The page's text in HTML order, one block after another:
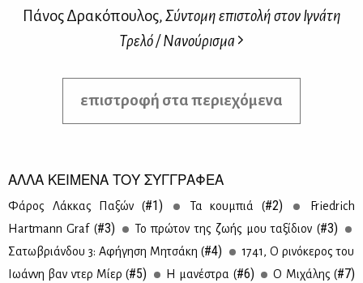
Πάνος Δρακόπουλος,Σύντομη επιστολή στον Ιγνάτη
Τρελό / Νανούρισμα
επιστροφή στα περιεχόμενα
ΑΛΛΑ ΚΕΙΜΕΝΑ ΤΟΥ ΣΥΓΓΡΑΦΕΑ
Φά­ρος Λάκ­κας Πα­ξών (#1) Τα κου­μπιά (#2)
Friedrich
Hartmann Graf (#3) Το πρώ­τον της ζω­ής μου τα­ξί­διον (#3)
Σα­τω­βριάν­δου 3: Αφή­γη­ση Μη­τσά­κη (#4)
1741, Ο ρι­νό­κε­ρος του
Ιω­άν­νη βαν ντερ Μί­ερ (#5) Η μα­νέ­στρα (#6) Ο Μι­χά­λης (#7)